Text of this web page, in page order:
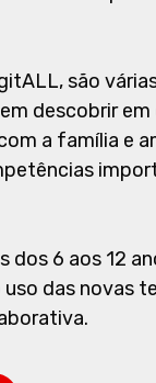
são
descobrir em
a família e
dos 6 aos 12
das novas